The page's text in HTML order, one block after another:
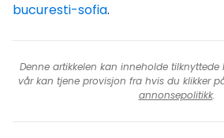
bucuresti-sofia.
Denne artikkelen kan inneholde tilknyttede
vår kan tjene provisjon fra hvis du klikker
annonsepolitikk.